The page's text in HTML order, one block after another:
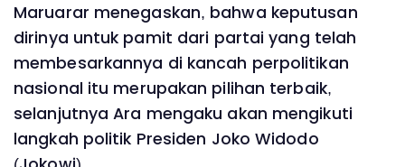
Maruarar menegaskan, bahwa keputusan
dirinya untuk pamit dari partai yang telah
membesarkannya di kancah perpolitikan
nasional itu merupakan pilihan terbaik,
selanjutnya Ara mengaku akan mengikuti
langkah politik Presiden Joko Widodo